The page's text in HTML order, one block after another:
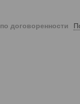
по договоренности